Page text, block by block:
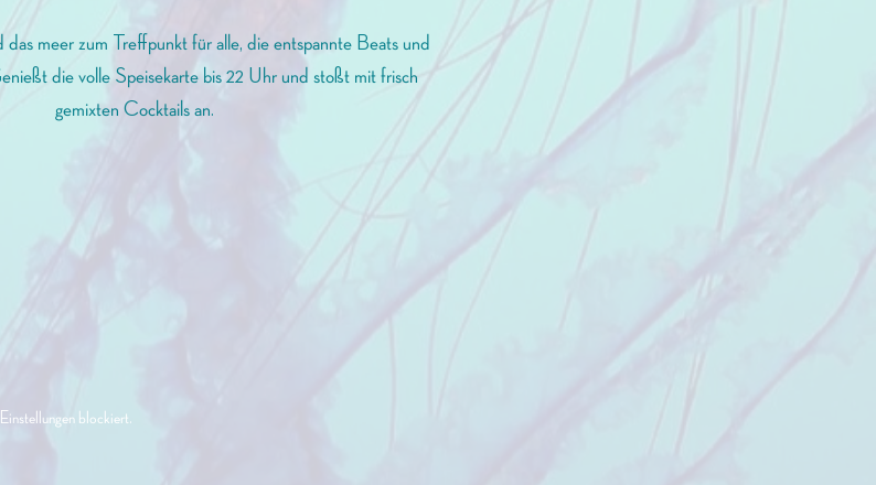
meer zum Treffpunkt für alle, die entspannte Beats und
die volle Speisekarte bis 22 Uhr und stoßt mit frisch
gemixten Cocktails an.
blockiert.